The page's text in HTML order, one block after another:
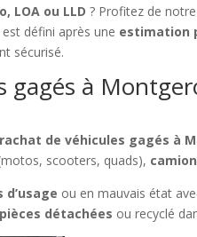
LOA ou LLD ? Profitez de notre
est défini après une estimation
sécurisé.
gagés à
de véhicules gagés à
scooters, quads),
ou en mauvais état
détachées ou recyclé